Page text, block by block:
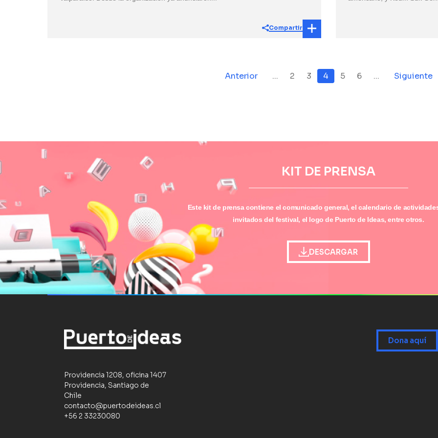
Compartir
Anterior ... 2 3 4 5 6 ... Siguiente
KIT DE PRENSA
Este kit de prensa contiene el comunicado general, el calendario de
invitados del festival, el logo de Puerto de Ideas, entre otros.
DESCARGAR
Providencia 1208, oficina 1407
Providencia, Santiago de
Chile
contacto@puertodeideas.cl
+56 2 33230080
Dona aquí